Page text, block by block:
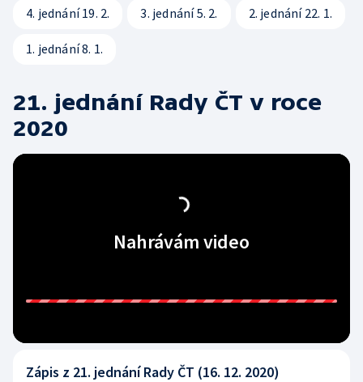
4. jednání 19. 2. 3. jednání 5. 2. 2. jednání 22. 1.
1. jednání 8. 1.
21. jednání Rady ČT v roce
2020
Nahrávám video
Zápis z 21. jednání Rady ČT (16. 12. 2020)